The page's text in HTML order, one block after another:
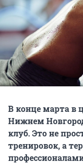
В конце марта в
Нижнем
клуб. Это не
тренировок, а